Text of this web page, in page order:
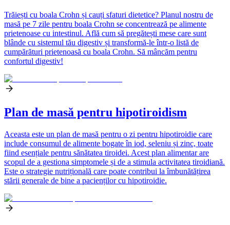
Trăiești cu boala Crohn și cauți sfaturi dietetice? Planul nostru de
masă pe 7 zile pentru boala Crohn se concentrează pe alimente
prietenoase cu intestinul. Află cum să pregătești mese care sunt
blânde cu sistemul tău digestiv și transformă-le într-o listă de
cumpărături prietenoasă cu boala Crohn. Să mâncăm pentru
confortul digestiv!
Plan de masă pentru hipotiroidism
Aceasta este un plan de masă pentru o zi pentru hipotiroidie care
include consumul de alimente bogate în iod, seleniu și zinc, toate
fiind esențiale pentru sănătatea tiroidei. Acest plan alimentar are
scopul de a gestiona simptomele și de a stimula activitatea tiroidiană.
Este o strategie nutrițională care poate contribui la îmbunătățirea
stării generale de bine a pacienților cu hipotiroidie.